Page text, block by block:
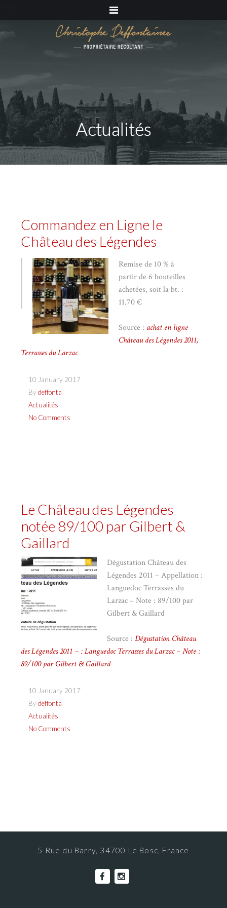
Actualités
Commandez en Ligne le
Château des Légendes
Remise de 10 % à
partir de 6 bouteilles
achetées, soit la bt. :
11.70 €
Source : achat en ligne
Château des Légendes 2011,
Terrasses du Larzac
10 January 2017
Bydeffonta
Actualités
No Comments
Le Château des Légendes
notée 89/100 par Gilbert &
Gaillard
Dégustation Château des
Légendes 2011 – Appellation :
Languedoc Terrasses du
Larzac – Note : 89/100 par
Gilbert & Gaillard
Source : Dégustation Château
des Légendes 2011 – : Languedoc Terrasses du Larzac – Note :
89/100 par Gilbert & Gaillard
10 January 2017
Bydeffonta
Actualités
No Comments
5 Rue du Barry, 34700 Le Bosc, France